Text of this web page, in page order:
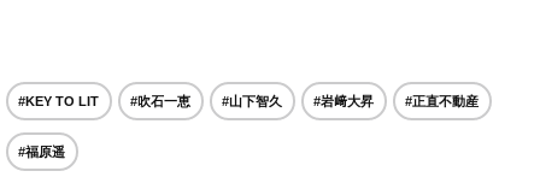
#KEY TO LIT #吹石一恵 #山下智久 #岩﨑大昇 #正直不動産
#福原遥